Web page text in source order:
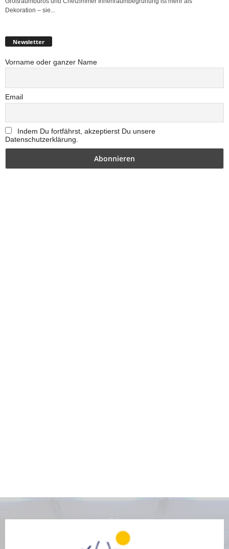
Dekoration – sie...
Newsletter
Vorname oder ganzer Name
Email
Indem Du fortfährst, akzeptierst Du unsere
Datenschutzerklärung.